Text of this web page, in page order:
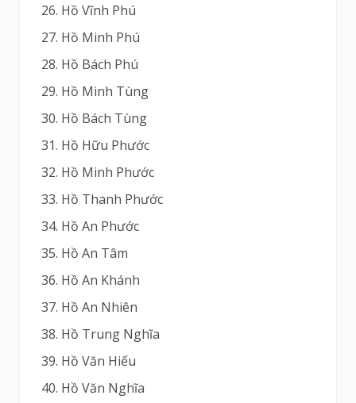
Hồ Vĩnh Phú
Hồ Minh Phú
Hồ Bách Phú
Hồ Minh Tùng
Hồ Bách Tùng
Hồ Hữu Phước
Hồ Minh Phước
Hồ Thanh Phước
Hồ An Phước
Hồ An Tâm
Hồ An Khánh
Hồ An Nhiên
Hồ Trung Nghĩa
Hồ Văn Hiếu
Hồ Văn Nghĩa